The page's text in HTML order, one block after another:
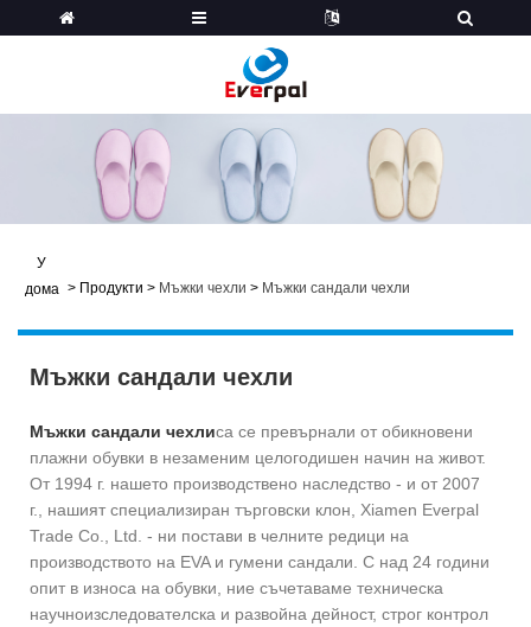
У
дома > Продукти > Мъжки чехли > Мъжки сандали чехли
Мъжки сандали чехли
Мъжки сандали чехлиса се превърнали от обикновени
плажни обувки в незаменим целогодишен начин на живот.
От 1994 г. нашето производствено наследство - и от 2007
г., нашият специализиран търговски клон, Xiamen Everpal
Trade Co., Ltd. - ни постави в челните редици на
производството на EVA и гумени сандали. С над 24 години
опит в износа на обувки, ние съчетаваме техническа
научноизследователска и развойна дейност, строг контрол